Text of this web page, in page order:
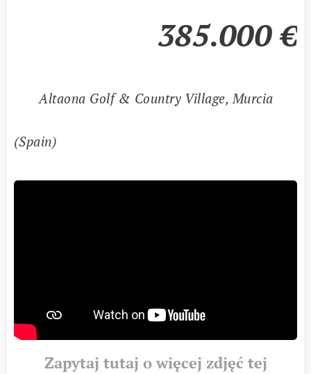
385.000 €
📍Altaona Golf & Country Village, Murcia
(Spain)
Zapytaj tutaj o więcej zdjęć tej